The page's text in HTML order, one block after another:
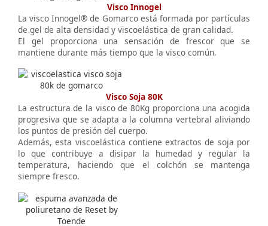
Visco Innogel
La visco Innogel® de Gomarco está formada por partículas
de gel de alta densidad y viscoelástica de gran calidad.
El gel proporciona una sensación de frescor que se
mantiene durante más tiempo que la visco común.
Visco Soja 80K
La estructura de la visco de 80Kg proporciona una acogida
progresiva que se adapta a la columna vertebral aliviando
los puntos de presión del cuerpo.
Además, esta viscoelástica contiene extractos de soja por
lo que contribuye a disipar la humedad y regular la
temperatura, haciendo que el colchón se mantenga
siempre fresco.